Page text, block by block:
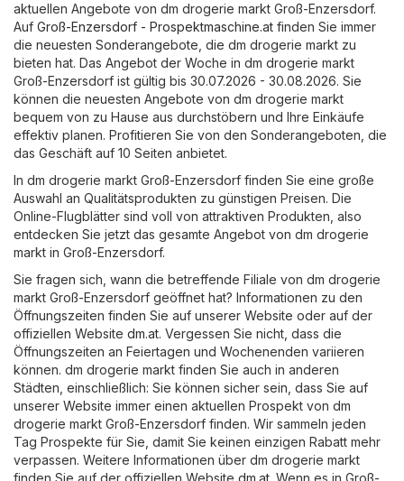
aktuellen Angebote von dm drogerie markt Groß-Enzersdorf.
Auf Groß-Enzersdorf - Prospektmaschine.at finden Sie immer
die neuesten Sonderangebote, die dm drogerie markt zu
bieten hat. Das Angebot der Woche in dm drogerie markt
Groß-Enzersdorf ist gültig bis 30.07.2026 - 30.08.2026. Sie
können die neuesten Angebote von dm drogerie markt
bequem von zu Hause aus durchstöbern und Ihre Einkäufe
effektiv planen. Profitieren Sie von den Sonderangeboten, die
das Geschäft auf 10 Seiten anbietet.
In dm drogerie markt Groß-Enzersdorf finden Sie eine große
Auswahl an Qualitätsprodukten zu günstigen Preisen. Die
Online-Flugblätter sind voll von attraktiven Produkten, also
entdecken Sie jetzt das gesamte Angebot von dm drogerie
markt in Groß-Enzersdorf.
Sie fragen sich, wann die betreffende Filiale von dm drogerie
markt Groß-Enzersdorf geöffnet hat? Informationen zu den
Öffnungszeiten finden Sie auf unserer Website oder auf der
offiziellen Website dm.at. Vergessen Sie nicht, dass die
Öffnungszeiten an Feiertagen und Wochenenden variieren
können. dm drogerie markt finden Sie auch in anderen
Städten, einschließlich: Sie können sicher sein, dass Sie auf
unserer Website immer einen aktuellen Prospekt von dm
drogerie markt Groß-Enzersdorf finden. Wir sammeln jeden
Tag Prospekte für Sie, damit Sie keinen einzigen Rabatt mehr
verpassen. Weitere Informationen über dm drogerie markt